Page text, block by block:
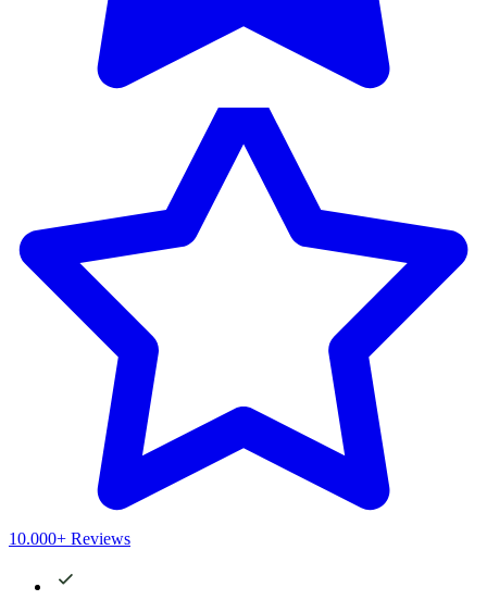
10.000+ Reviews